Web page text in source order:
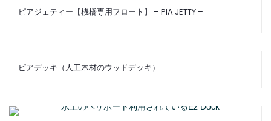
ピアジェティー【桟橋専用フロート】 – PIA JETTY –
ピアデッキ（人工木材のウッドデッキ）